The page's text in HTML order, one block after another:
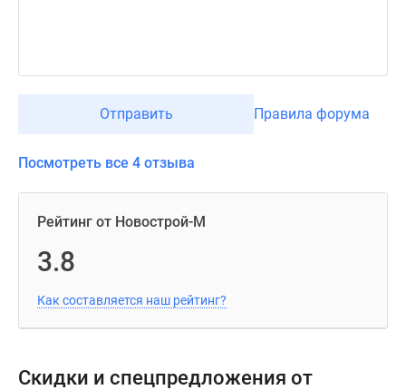
Отправить Правила форума
Посмотреть все 4 отзыва
Рейтинг от Новострой-М
3.8
Как составляется наш рейтинг?
Скидки и спецпредложения от